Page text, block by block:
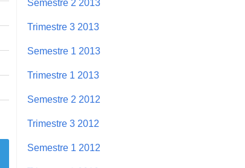
Semestre 2 2013
Trimestre 3 2013
Semestre 1 2013
Trimestre 1 2013
Semestre 2 2012
Trimestre 3 2012
Semestre 1 2012